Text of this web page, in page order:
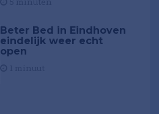
Beter Bed in Eindhoven
eindelijk weer echt
open